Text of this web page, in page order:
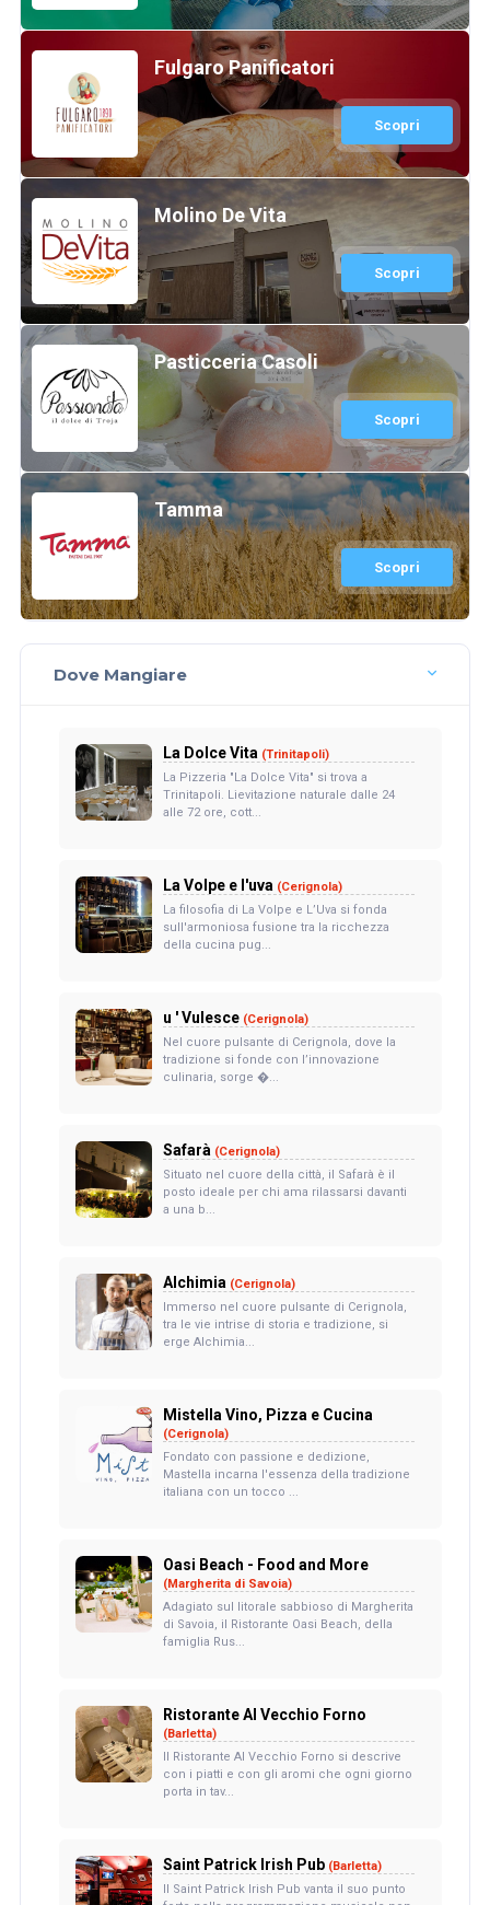
Fulgaro Panificatori
Scopri
Molino De Vita
Scopri
Pasticceria Casoli
Scopri
Tamma
Scopri
Dove Mangiare
La Dolce Vita (Trinitapoli)
La Pizzeria "La Dolce Vita" si trova a
Trinitapoli. Lievitazione naturale dalle 24
alle 72 ore, cott...
La Volpe e l'uva (Cerignola)
La filosofia di La Volpe e L’Uva si fonda
sull'armoniosa fusione tra la ricchezza
della cucina pug...
u ' Vulesce (Cerignola)
Nel cuore pulsante di Cerignola, dove la
tradizione si fonde con l’innovazione
culinaria, sorge �...
Safarà (Cerignola)
Situato nel cuore della città, il Safarà è il
posto ideale per chi ama rilassarsi davanti
a una b...
Alchimia (Cerignola)
Immerso nel cuore pulsante di Cerignola,
tra le vie intrise di storia e tradizione, si
erge Alchimia...
Mistella Vino, Pizza e Cucina
(Cerignola)
Fondato con passione e dedizione,
Mastella incarna l'essenza della tradizione
italiana con un tocco ...
Oasi Beach - Food and More
(Margherita di Savoia)
Adagiato sul litorale sabbioso di Margherita
di Savoia, il Ristorante Oasi Beach, della
famiglia Rus...
Ristorante Al Vecchio Forno
(Barletta)
Il Ristorante Al Vecchio Forno si descrive
con i piatti e con gli aromi che ogni giorno
porta in tav...
Saint Patrick Irish Pub (Barletta)
Il Saint Patrick Irish Pub vanta il suo punto